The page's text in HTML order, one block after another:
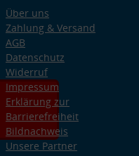
Über uns
Zahlung & Versand
AGB
Datenschutz
Widerruf
Impressum
Erklärung zur
Barrierefreiheit
Bildnachweis
Unsere Partner